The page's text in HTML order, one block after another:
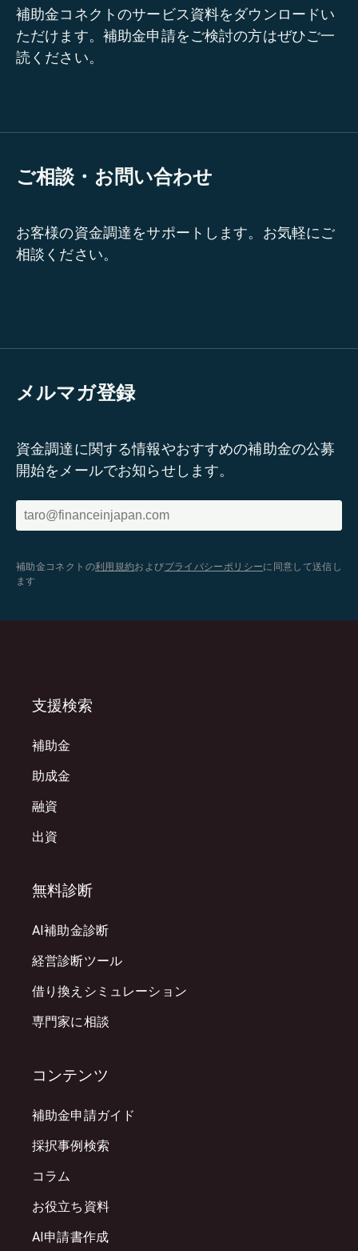
補助金コネクトのサービス資料をダウンロードい
ただけます。補助金申請をご検討の方はぜひご一
読ください。
ご相談・お問い合わせ
お客様の資金調達をサポートします。お気軽にご
相談ください。
メルマガ登録
資金調達に関する情報やおすすめの補助金の公募
開始をメールでお知らせします。
補助金コネクトの利用規約およびプライバシーポリシーに同意して送信し
ます
支援検索
補助金
助成金
融資
出資
無料診断
AI補助金診断
経営診断ツール
借り換えシミュレーション
専門家に相談
コンテンツ
補助金申請ガイド
採択事例検索
コラム
お役立ち資料
AI申請書作成